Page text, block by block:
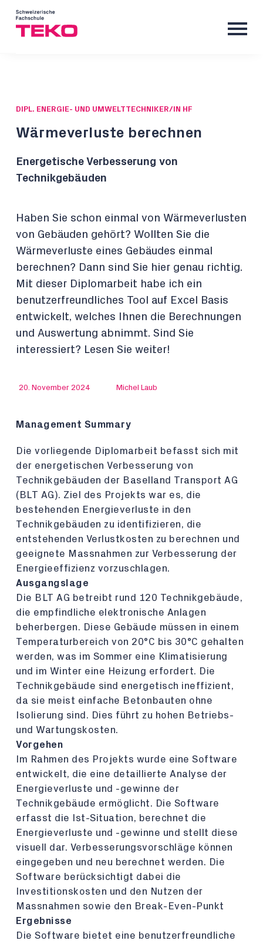
DIPL. ENERGIE- UND UMWELTTECHNIKER/IN HF
Wärmeverluste berechnen
Energetische Verbesserung von
Technikgebäuden
Haben Sie schon einmal von Wärmeverlusten
von Gebäuden gehört? Wollten Sie die
Wärmeverluste eines Gebäudes einmal
berechnen? Dann sind Sie hier genau richtig.
Mit dieser Diplomarbeit habe ich ein
benutzerfreundliches Tool auf Excel Basis
entwickelt, welches Ihnen die Berechnungen
und Auswertung abnimmt. Sind Sie
interessiert? Lesen Sie weiter!
20. November 2024 Michel Laub
Management Summary
Die vorliegende Diplomarbeit befasst sich mit
der energetischen Verbesserung von
Technikgebäuden der Baselland Transport AG
(BLT AG). Ziel des Projekts war es, die
bestehenden Energieverluste in den
Technikgebäuden zu identifizieren, die
entstehenden Verlustkosten zu berechnen und
geeignete Massnahmen zur Verbesserung der
Energieeffizienz vorzuschlagen.
Ausgangslage
Die BLT AG betreibt rund 120 Technikgebäude,
die empfindliche elektronische Anlagen
beherbergen. Diese Gebäude müssen in einem
Temperaturbereich von 20°C bis 30°C gehalten
werden, was im Sommer eine Klimatisierung
und im Winter eine Heizung erfordert. Die
Technikgebäude sind energetisch ineffizient,
da sie meist einfache Betonbauten ohne
Isolierung sind. Dies führt zu hohen Betriebs-
und Wartungskosten.
Vorgehen
Im Rahmen des Projekts wurde eine Software
entwickelt, die eine detaillierte Analyse der
Energieverluste und -gewinne der
Technikgebäude ermöglicht. Die Software
erfasst die Ist-Situation, berechnet die
Energieverluste und -gewinne und stellt diese
visuell dar. Verbesserungsvorschläge können
eingegeben und neu berechnet werden. Die
Software berücksichtigt dabei die
Investitionskosten und den Nutzen der
Massnahmen sowie den Break-Even-Punkt
Ergebnisse
Die Software bietet eine benutzerfreundliche